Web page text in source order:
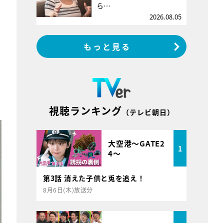
ら…
2026.08.05
もっと見る
視聴ランキング （テレビ朝日）
大空港～GATE2
4～
1
第3話 消えた子供と兎を追え！
8月6日(木)放送分